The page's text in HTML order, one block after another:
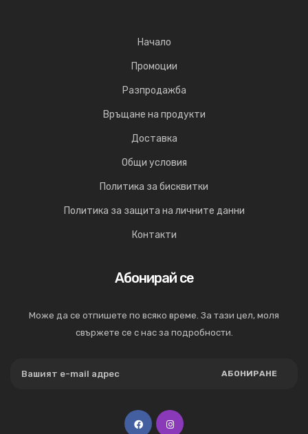
Начало
Промоции
Разпродажба
Връщане на продукти
Доставка
Общи условия
Политика за бисквитки
Политика за защита на личните данни
Контакти
Абонирай се
Може да се отпишете по всяко време. За тази цел, моля
свържете се с нас за подробности.
АБОНИРАНЕ